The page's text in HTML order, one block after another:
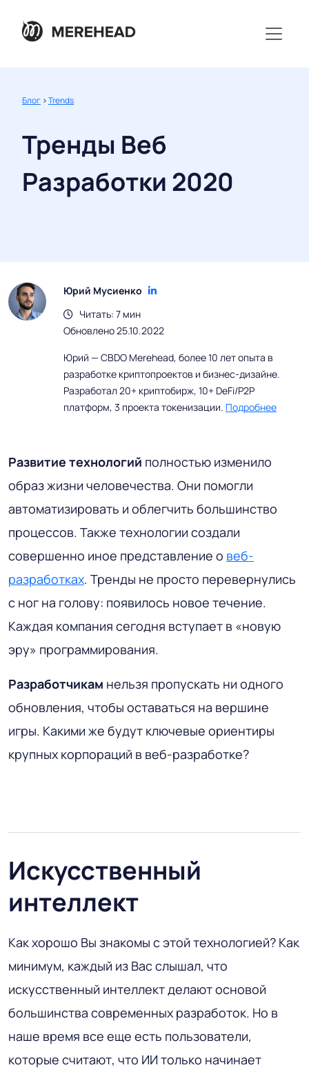
Блог >Trends
Тренды Веб
Разработки 2020
Юрий Мусиенко
Читать: 7 мин
Обновлено 25.10.2022
Юрий — CBDO Merehead, более 10 лет опыта в
разработке криптопроектов и бизнес-дизайне.
Разработал 20+ криптобирж, 10+ DeFi/P2P
платформ, 3 проекта токенизации. Подробнее
Развитие технологий полностью изменило
образ жизни человечества. Они помогли
автоматизировать и облегчить большинство
процессов. Также технологии создали
совершенно иное представление о веб-
разработках. Тренды не просто перевернулись
с ног на голову: появилось новое течение.
Каждая компания сегодня вступает в «новую
эру» программирования.
Разработчикам нельзя пропускать ни одного
обновления, чтобы оставаться на вершине
игры. Какими же будут ключевые ориентиры
крупных корпораций в веб-разработке?
Искусственный
интеллект
Как хорошо Вы знакомы с этой технологией? Как
минимум, каждый из Вас слышал, что
искусственный интеллект делают основой
большинства современных разработок. Но в
наше время все еще есть пользователи,
которые считают, что ИИ только начинает